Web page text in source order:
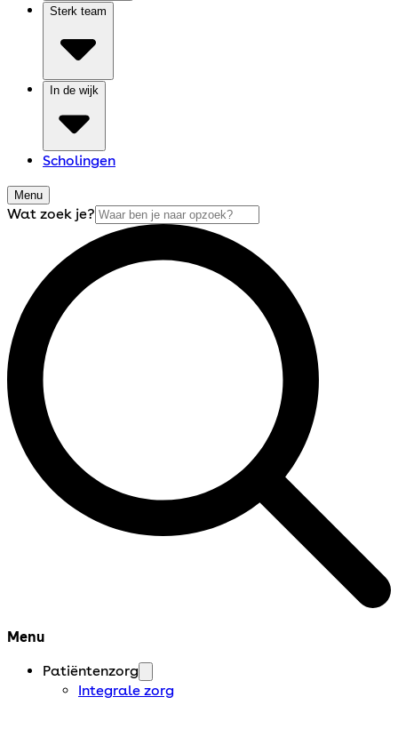
Sterk team
In de wijk
Scholingen
Menu
Wat zoek je?
Menu
Patiëntenzorg
Integrale zorg